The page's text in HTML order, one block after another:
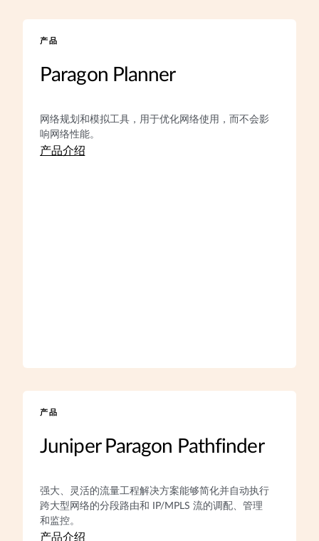
产品
Paragon Planner
网络规划和模拟工具，用于优化网络使用，而不会影
响网络性能。
产品介绍
产品
Juniper Paragon Pathfinder
强大、灵活的流量工程解决方案能够简化并自动执行
跨大型网络的分段路由和 IP/MPLS 流的调配、管理
和监控。
产品介绍